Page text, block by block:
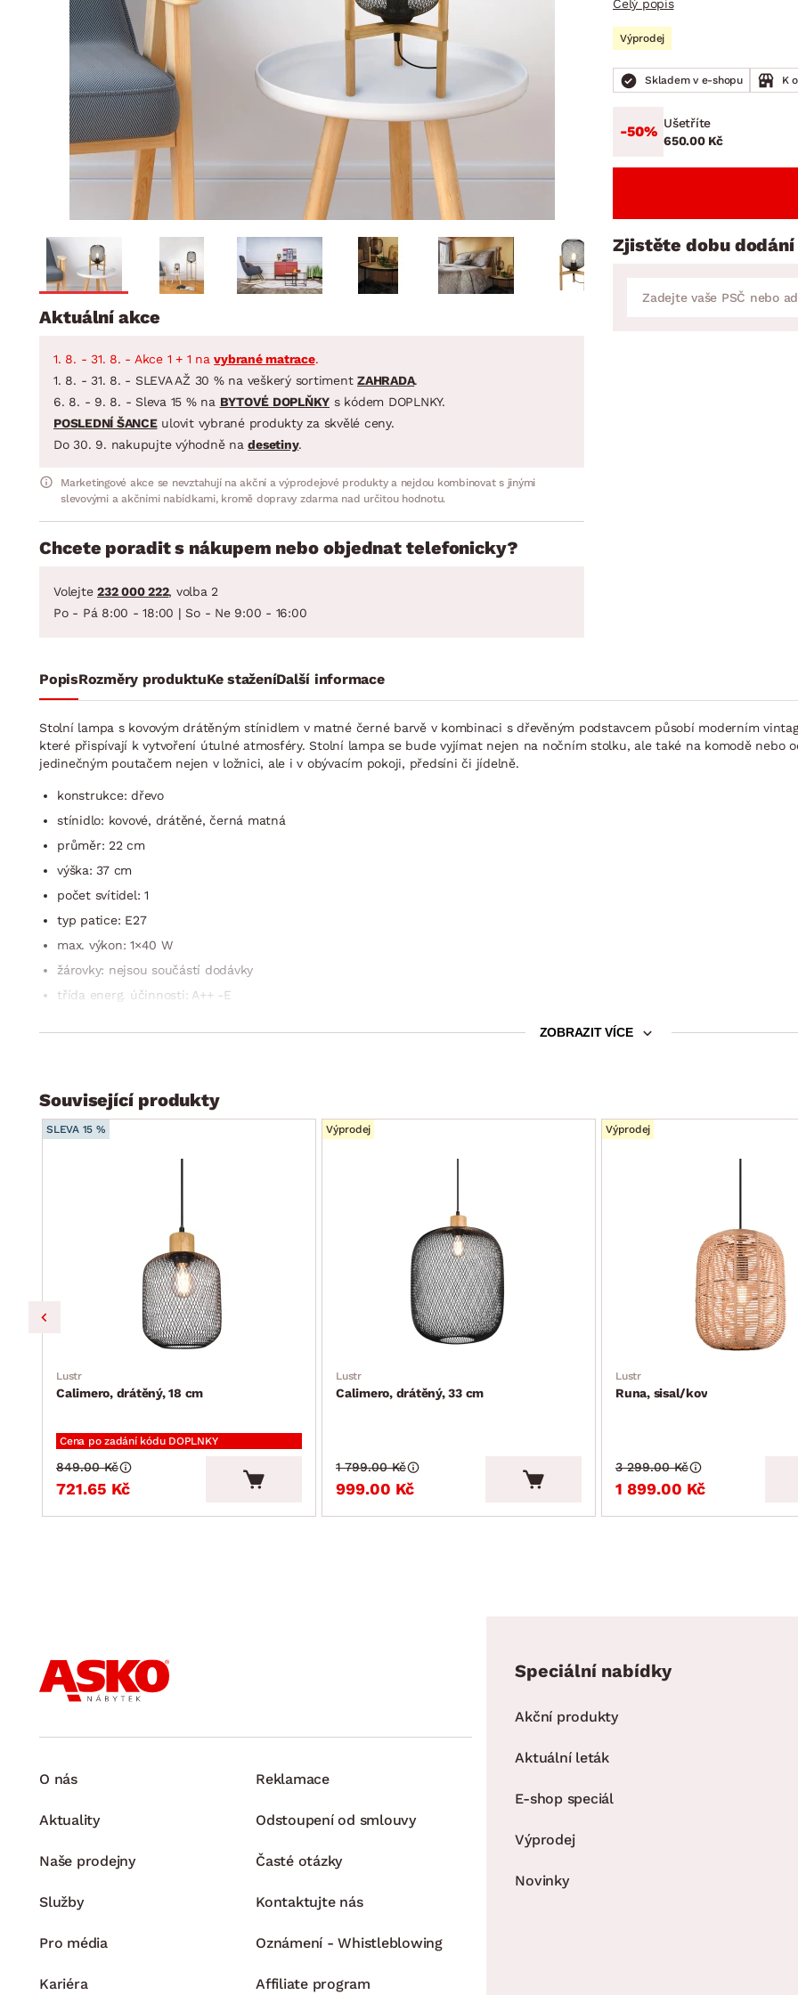
Dětský pokoj
Předsíň, šatna a chodba
Kuchyně
Koupelna
Zahrada
Domácnost
BYTOVÝ TEXTIL
Přikrývky
Polštáře
Koberce
Závěsy a žaluzie
Zobrazit vše
STOLOVÁNÍ A VAŘENÍ
Hrnce
Zobrazit vše
DOMÁCÍ SPOTŘEBIČE
Koupelnové sestavy
Jídelní sestavy
Zahradní sestavy
Celý popis
Výprodej
Skladem v e-shopu K
-50% Ušetříte
650.00 Kč
Zjistěte dobu
Aktuální akce
1. 8. - 31. 8. - Akce 1 + 1 navybrané matrace.
1. 8. - 31. 8. - SLEVA AŽ 30 % na veškerý sortiment ZAHRADA.
6. 8. - 9. 8. - Sleva 15 % na BYTOVÉ DOPLŇKY s kódem DOPLNKY.
POSLEDNÍ ŠANCEulovit vybrané produkty za skvělé ceny.
Do 30. 9. nakupujte výhodně nadesetiny.
Marketingové akce se nevztahují na akční a výprodejové produkty a nejdou kombinovat s jinými
slevovými a akčními nabídkami, kromě dopravy zdarma nad určitou hodnotu.
Chcete poradit s nákupem nebo objednat telefonicky?
Volejte 232 000 222, volba 2
Po - Pá 8:00 - 18:00 | So - Ne 9:00 - 16:00
PopisRozměry produktuKe staženíDalší informace
Stolní lampa s kovovým drátěným stínidlem v matné černé barvě v kombinaci s dřevěným podstavcem působí moderním
které přispívají k vytvoření útulné atmosféry. Stolní lampa se bude vyjímat nejen na nočním stolku, ale také na komodě nebo
jedinečným poutačem nejen v ložnici, ale i v obývacím pokoji, předsíni či jídelně.
konstrukce: dřevo
stínidlo: kovové, drátěné, černá matná
průměr: 22 cm
výška: 37 cm
počet svítidel: 1
typ patice: E27
max. výkon: 1×40 W
žárovky: nejsou součástí dodávky
třída energ. účinnosti: A++ -E
druh osvětlení: stolní
styl: moderní, vintage, industriální
dodáváno v demontu
ZOBRAZIT VÍCE
Související produkty
SLEVA 15 %
Lustr
Calimero, drátěný, 18 cm
Cena po zadání kódu DOPLNKY
721.65 Kč
849.00 Kč
Výprodej
Lustr
Calimero, drátěný, 33 cm
999.00 Kč
1 799.00 Kč
Výprodej
Lustr
Runa, sisal/kov
1 899.00 Kč
3 299.00 Kč
O nás
Aktuality
Naše prodejny
Služby
Pro média
Kariéra
Reklamace
Odstoupení od smlouvy
Časté otázky
Kontaktujte nás
Oznámení - Whistleblowing
Affiliate program
Speciální nabídky
Akční produkty
Aktuální leták
E-shop speciál
Výprodej
Novinky